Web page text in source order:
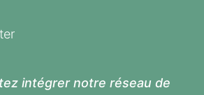
intégrer notre réseau de